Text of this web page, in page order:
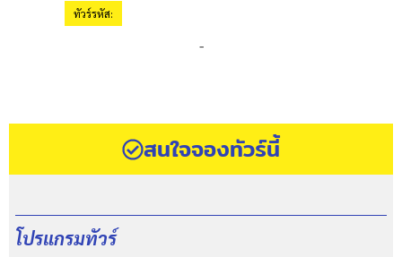
ทัวร์รหัส:
-
สนใจจองทัวร์นี้
โปรแกรมทัวร์